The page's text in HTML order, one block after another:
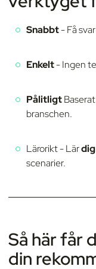
Snabbt- Få
Enkelt- Ingen
Pålitligt
branschen.
Lärorikt - Lärdig
scenarier.
Så här får
din